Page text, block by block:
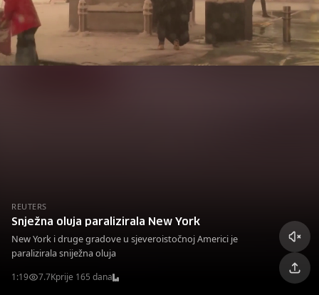
REUTERS
Snježna oluja paralizirala New York
New York i druge gradove u sjeveroistočnoj Americi je
paralizirala sniježna oluja
1:19 7.7Kprije 165 dana